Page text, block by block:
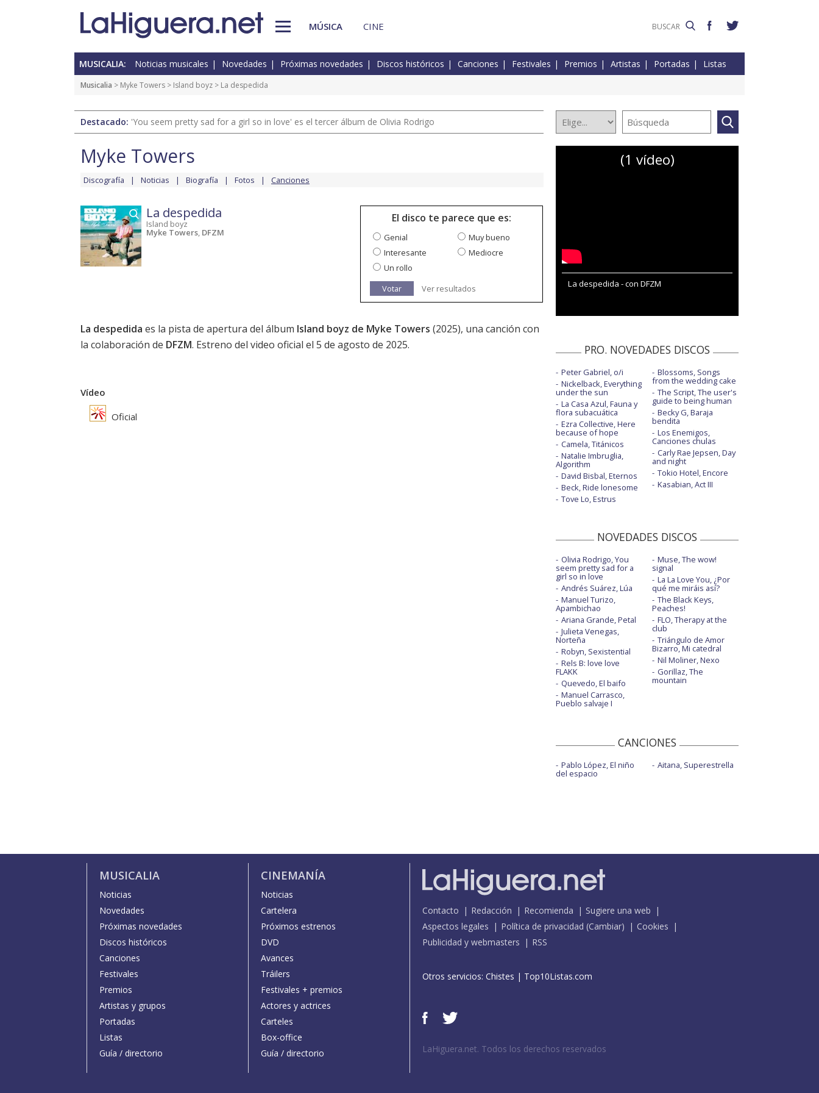
MÚSICA CINE
MUSICALIA: Noticias musicales Novedades Próximas novedades Discos históricos Canciones Festivales Premios Artistas Portadas Listas
Musicalia > Myke Towers > Island boyz > La despedida
Destacado: 'You seem pretty sad for a girl so in love' es el tercer álbum de Olivia Rodrigo
Myke Towers
Discografía Noticias Biografía Fotos Canciones
La despedida
Island boyz
Myke Towers, DFZM
El disco te parece que es:
Genial
Muy bueno
Interesante
Mediocre
Un rollo
Votar
Ver resultados
La despedida es la pista de apertura del álbum Island boyz de Myke Towers (2025), una canción con
la colaboración de DFZM. Estreno del video oficial el 5 de agosto de 2025.
Vídeo
Oficial
(1 vídeo)
La despedida - con DFZM
PRO. NOVEDADES DISCOS
Peter Gabriel, o/i
Nickelback, Everything
under the sun
La Casa Azul, Fauna y
flora subacuática
Ezra Collective, Here
because of hope
Camela, Titánicos
Natalie Imbruglia,
Algorithm
David Bisbal, Eternos
Beck, Ride lonesome
Tove Lo, Estrus
Blossoms, Songs
from the wedding cake
The Script, The user's
guide to being human
Becky G, Baraja
bendita
Los Enemigos,
Canciones chulas
Carly Rae Jepsen, Day
and night
Tokio Hotel, Encore
Kasabian, Act III
NOVEDADES DISCOS
Olivia Rodrigo, You
seem pretty sad for a
girl so in love
Andrés Suárez, Lúa
Manuel Turizo,
Apambichao
Ariana Grande, Petal
Julieta Venegas,
Norteña
Robyn, Sexistential
Rels B: love love
FLAKK
Quevedo, El baifo
Manuel Carrasco,
Pueblo salvaje I
Muse, The wow!
signal
La La Love You, ¿Por
qué me miráis así?
The Black Keys,
Peaches!
FLO, Therapy at the
club
Triángulo de Amor
Bizarro, Mi catedral
Nil Moliner, Nexo
Gorillaz, The
mountain
CANCIONES
Pablo López, El niño
del espacio
Aitana, Superestrella
MUSICALIA
Noticias
Novedades
Próximas novedades
Discos históricos
Canciones
Festivales
Premios
Artistas y grupos
Portadas
Listas
Guía / directorio
CINEMANÍA
Noticias
Cartelera
Próximos estrenos
DVD
Avances
Tráilers
Festivales + premios
Actores y actrices
Carteles
Box-office
Guía / directorio
Contacto Redacción Recomienda
Sugiere una web
Aspectos legales
Política de privacidad (Cambiar)
Cookies
Publicidad y webmasters
RSS
Otros servicios: Chistes | Top10Listas.com
LaHiguera.net. Todos los derechos reservados